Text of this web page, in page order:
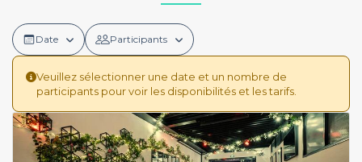
Date Participants
Veuillez sélectionner une date et un nombre de
participants pour voir les disponibilités et les tarifs.